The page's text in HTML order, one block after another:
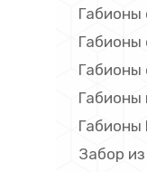
Габионы
Габионы
Забор